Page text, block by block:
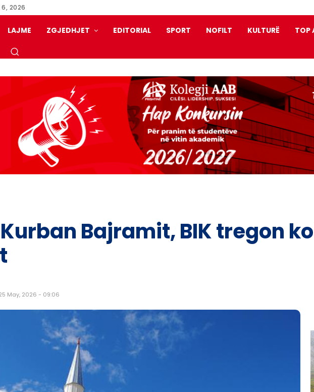
2026
LAJME ZGJEDHJET EDITORIAL SPORT NOFILT KULTURË TOP
Bajramit, BIK tregon
May, 2026 - 09:06